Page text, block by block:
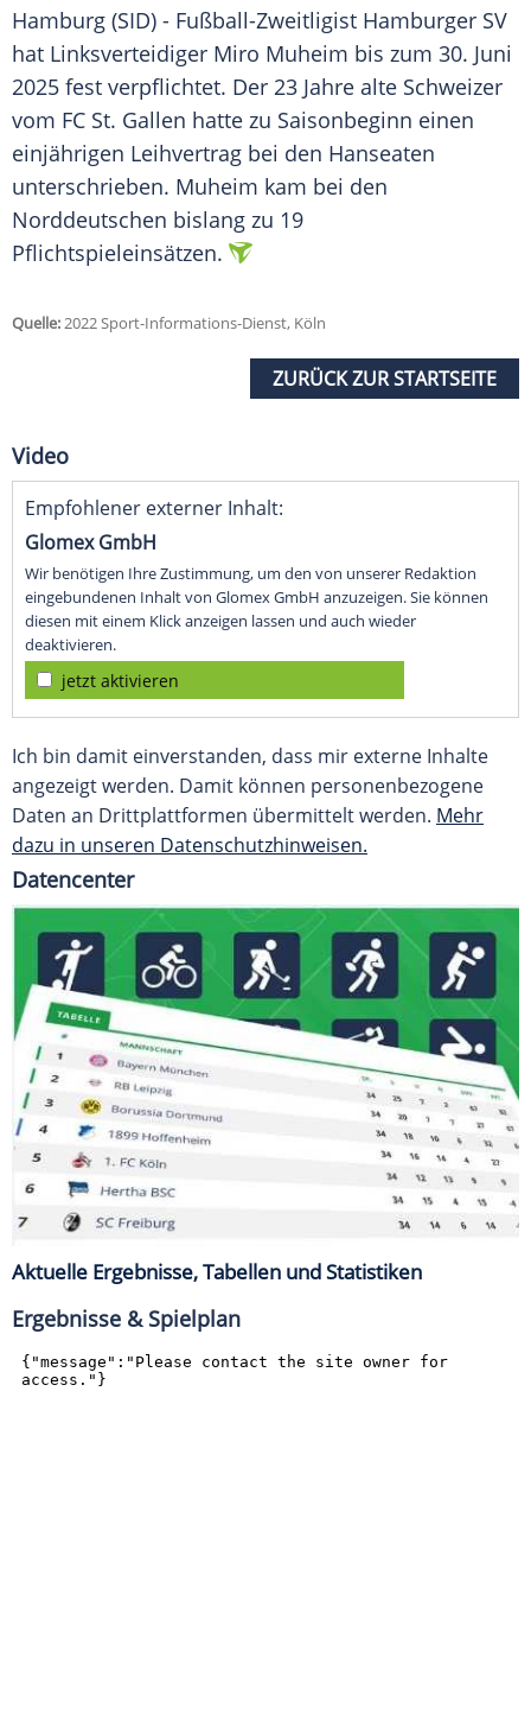
Hamburg (SID) - Fußball-Zweitligist Hamburger SV
hat Linksverteidiger Miro Muheim bis zum 30. Juni
2025 fest verpflichtet. Der 23 Jahre alte Schweizer
vom FC St. Gallen hatte zu Saisonbeginn einen
einjährigen Leihvertrag bei den Hanseaten
unterschrieben. Muheim kam bei den
Norddeutschen bislang zu 19
Pflichtspieleinsätzen.
Quelle:2022 Sport-Informations-Dienst, Köln
ZURÜCK ZUR STARTSEITE
Video
Empfohlener externer Inhalt:
Glomex GmbH
Wir benötigen Ihre Zustimmung, um den von unserer Redaktion
eingebundenen Inhalt von Glomex GmbH anzuzeigen. Sie können
diesen mit einem Klick anzeigen lassen und auch wieder
deaktivieren.
jetzt aktivieren
Ich bin damit einverstanden, dass mir externe Inhalte
angezeigt werden. Damit können personenbezogene
Daten an Drittplattformen übermittelt werden. Mehr
dazu in unseren Datenschutzhinweisen.
Datencenter
Aktuelle Ergebnisse, Tabellen und Statistiken
Ergebnisse & Spielplan